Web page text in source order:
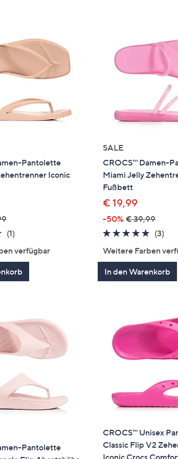
Pantolette
Iconic
5.0
5
(1)1
verfügbar
SALE
CROCS™ Damen-
Miami Jelly
Fußbett
€ 19,99
-50% € 39,99
4.7
5
(3)
Weitere Farben
In den Warenkorb
Pantolette
CROCS™ Unisex
Classic Flip V2